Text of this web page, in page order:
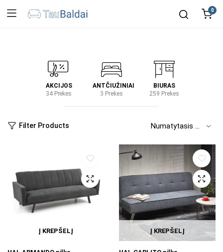
0
AKCIJOS
34 Prekes
ANTČIUŽINIAI
3 Prekes
BIURAS
259 Prekes
Filter Products
Į KREPŠELĮ Į KREPŠELĮ